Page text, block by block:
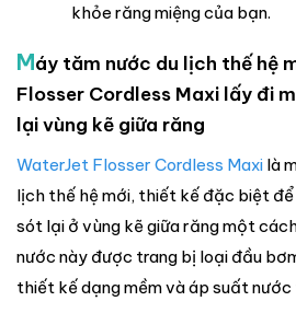
khỏe răng miệng của bạn.
Máy tăm nước du lịch thế hệ
Flosser Cordless Maxi lấy đi
lại vùng kẽ giữa răng
WaterJet Flosser Cordless Maxi là
lịch thế hệ mới, thiết kế đặc biệt
sót lại ở vùng kẽ giữa răng một
nước này được trang bị loại đầu
thiết kế dạng mềm và áp suất